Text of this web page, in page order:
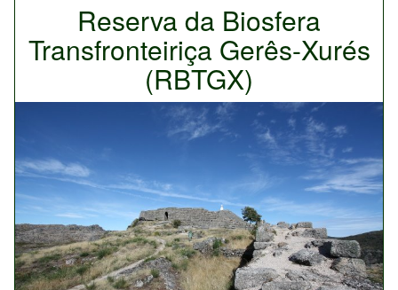
Reserva da Biosfera
Transfronteiriça Gerês-Xurés
(RBTGX)